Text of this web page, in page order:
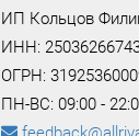
ИП Кольцов
ИНН:
ОГРН:
ПН-ВС: 09:00 -